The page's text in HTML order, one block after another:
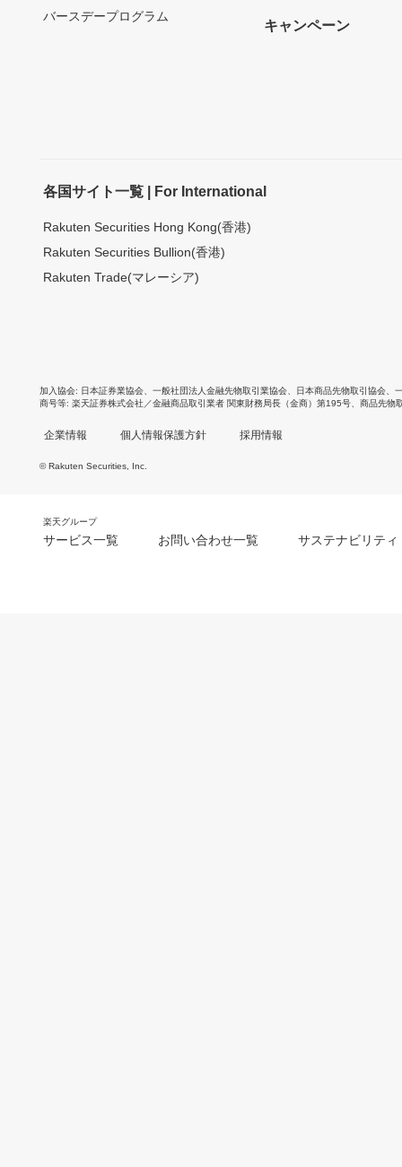
バースデープログラム
キャンペーン
各国サイト一覧 | For International
Rakuten Securities Hong Kong(香港)
Rakuten Securities Bullion(香港)
Rakuten Trade(マレーシア)
加入協会 日本証券業協会 一般社団法人金融先物取引業協会 日本商品先物取引協会
商号等 楽天証券株式会社／金融商品取引業者 関東財務局長（金商）第195号、商品先物
企業情報 個人情報保護方針 採用情報
© Rakuten Securities, Inc.
楽天グループ
サービス一覧 お問い合わせ一覧 サステナビリティ